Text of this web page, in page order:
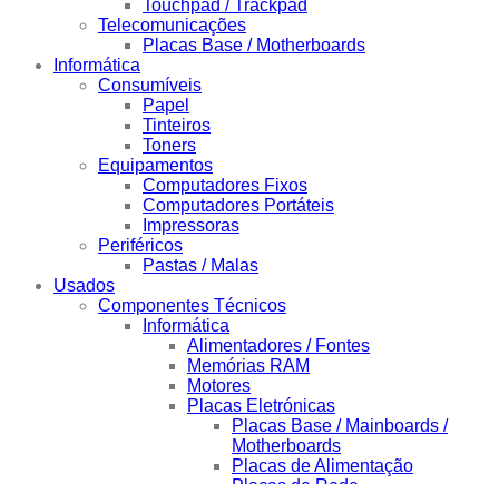
Touchpad / Trackpad
Telecomunicações
Placas Base / Motherboards
Informática
Consumíveis
Papel
Tinteiros
Toners
Equipamentos
Computadores Fixos
Computadores Portáteis
Impressoras
Periféricos
Pastas / Malas
Usados
Componentes Técnicos
Informática
Alimentadores / Fontes
Memórias RAM
Motores
Placas Eletrónicas
Placas Base / Mainboards /
Motherboards
Placas de Alimentação